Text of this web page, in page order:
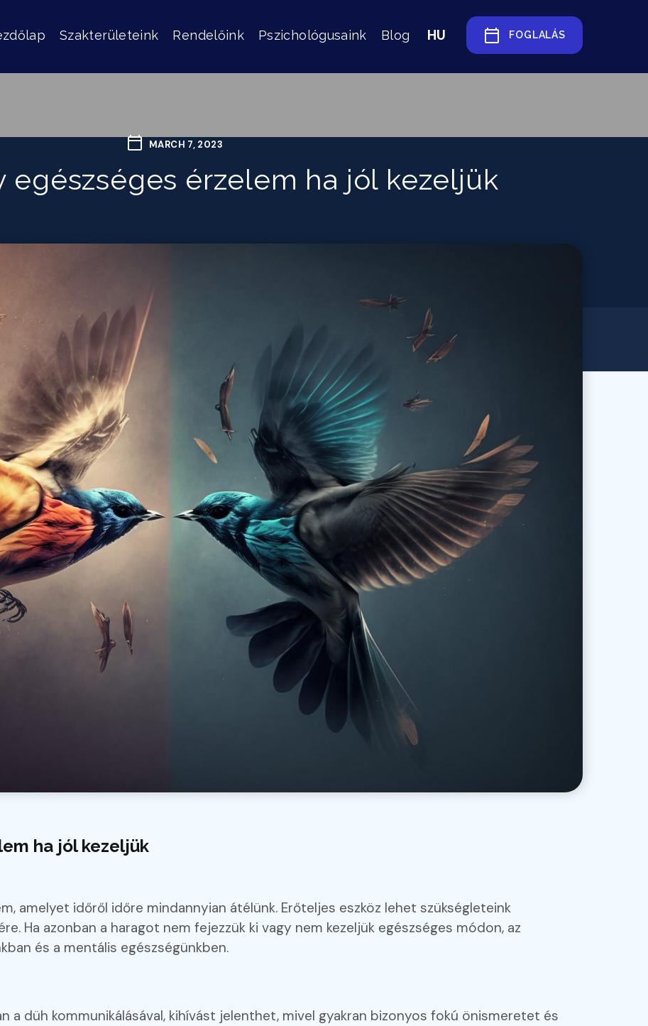
Szakterületeink Rendelőink Pszichológusaink Blog HU FOGLALÁS
MARCH 7, 2023
egészséges érzelem ha jól kezeljük
ha jól kezeljük
amelyet időről időre mindannyian átélünk. Erőteljes eszköz lehet szükségleteink
Ha azonban a haragot nem fejezzük ki vagy nem kezeljük egészséges módon, az
és a mentális egészségünkben.
a düh kommunikálásával, kihívást jelenthet, mivel gyakran bizonyos fokú önismeretet és